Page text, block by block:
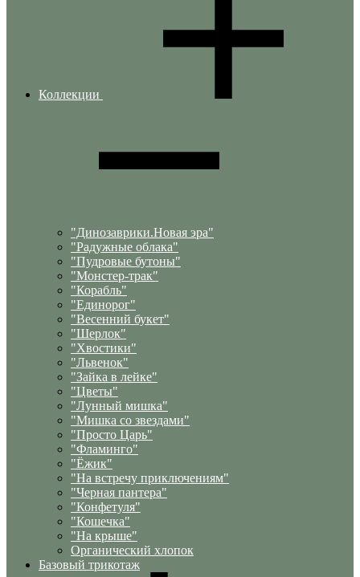
Коллекции
"Динозаврики.Новая эра"
"Радужные облака"
"Пудровые бутоны"
"Монстер-трак"
"Корабль"
"Единорог"
"Весенний букет"
"Шерлок"
"Хвостики"
"Львенок"
"Зайка в лейке"
"Цветы"
"Лунный мишка"
"Мишка со звездами"
"Просто Царь"
"Фламинго"
"Ёжик"
"На встречу приключениям"
"Черная пантера"
"Конфетуля"
"Кошечка"
"На крыше"
Органический хлопок
Базовый трикотаж